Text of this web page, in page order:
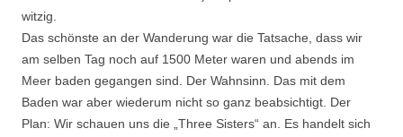
witzig.
Das schönste an der Wanderung war die Tatsache, dass wir
am selben Tag noch auf 1500 Meter waren und abends im
Meer baden gegangen sind. Der Wahnsinn. Das mit dem
Baden war aber wiederum nicht so ganz beabsichtigt. Der
Plan: Wir schauen uns die „Three Sisters“ an. Es handelt sich